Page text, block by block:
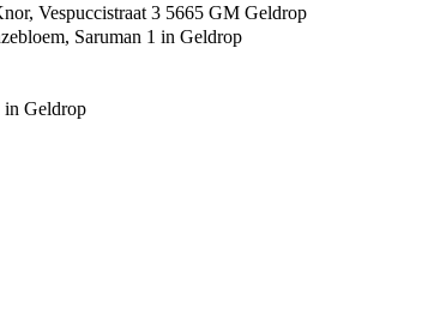
Vespuccistraat 3 5665 GM Geldrop
Saruman 1 in Geldrop
in Geldrop